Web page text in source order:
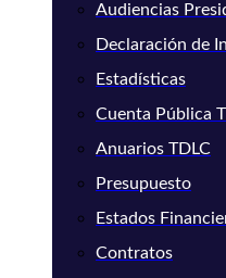
Audiencias
Declaración de
Estadísticas
Cuenta Pública
Anuarios TDLC
Presupuesto
Estados
Contratos